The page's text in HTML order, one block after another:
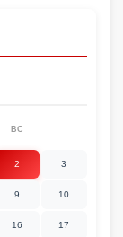
ВС
2 3
9 10
16 17